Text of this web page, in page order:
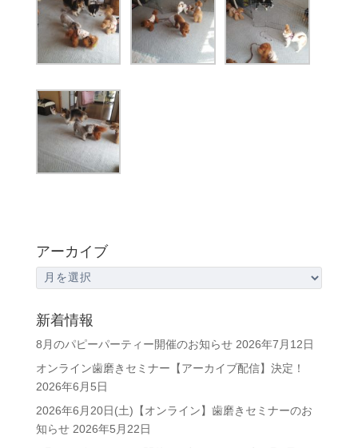
アーカイブ
ー
カ
イ
ブ
新着情報
8月のパピーパーティー開催のお知らせ 2026年7月12日
オンライン歯磨きセミナー【アーカイブ配信】決定！
2026年6月5日
2026年6月20日(土)【オンライン】歯磨きセミナーのお
知らせ 2026年5月22日